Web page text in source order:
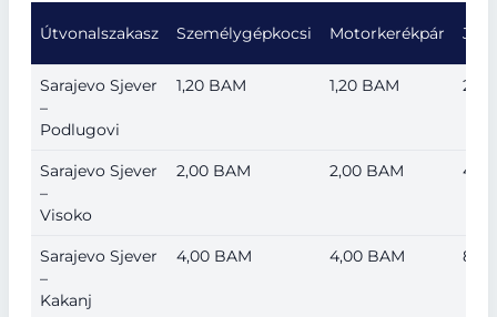
Útvonalszakasz Személygépkocsi Motorkerékpár
Sarajevo Sjever
–
Podlugovi
1,20 BAM 1,20 BAM
Sarajevo Sjever
–
Visoko
2,00 BAM 2,00 BAM
Sarajevo Sjever
–
Kakanj
4,00 BAM 4,00 BAM